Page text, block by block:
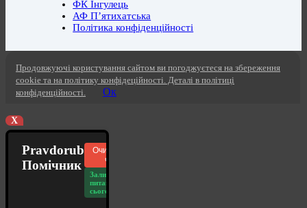
ФК Інгулець
АФ П’ятихатська
Політика конфіденційності
Продовжуючі користування сайтом ви погоджуєтеся на збереження
cookie та на політику конфідеційності. Деталі в політиці
конфіденційності.
Ок
X
Pravdorub
Помічник
Очистити
чат
Залишилось
питань
сьогодні: 20